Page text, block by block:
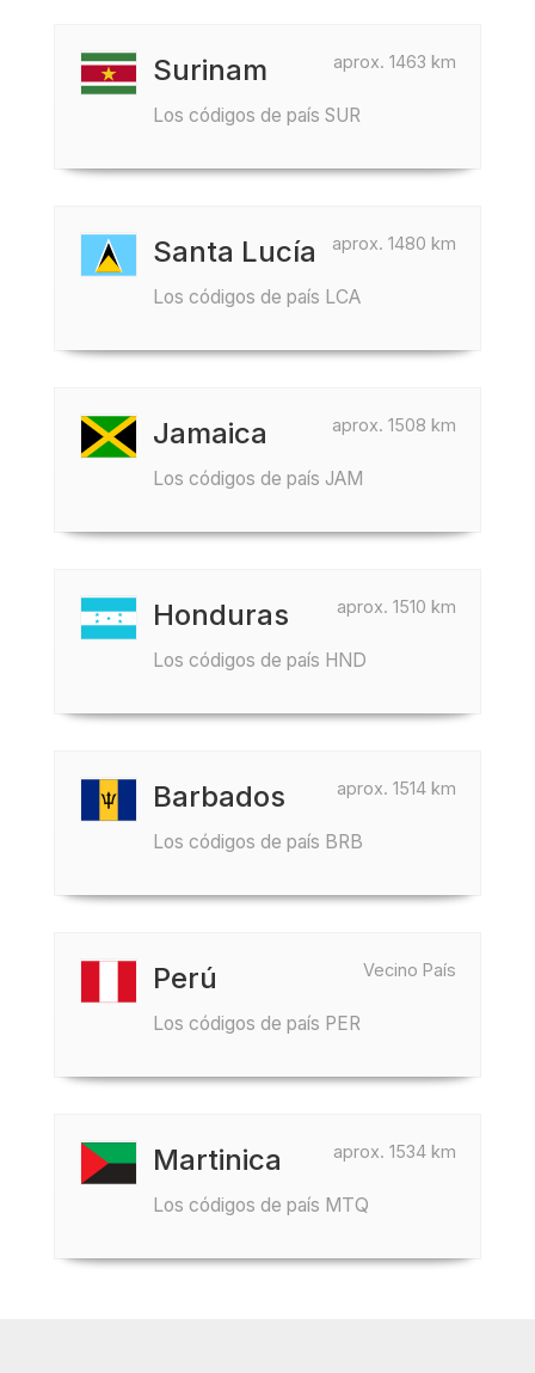
aprox. 1463 km
Surinam
Los códigos de país SUR
aprox. 1480 km
Santa Lucía
Los códigos de país LCA
aprox. 1508 km
Jamaica
Los códigos de país JAM
aprox. 1510 km
Honduras
Los códigos de país HND
aprox. 1514 km
Barbados
Los códigos de país BRB
Vecino País
Perú
Los códigos de país PER
aprox. 1534 km
Martinica
Los códigos de país MTQ